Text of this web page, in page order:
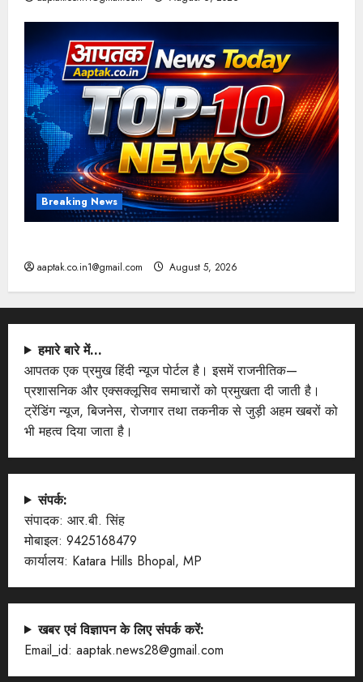
Breaking News
aaptak.co.in1@gmail.com August 5, 2026
हमारे बारे में…
आपतक एक प्रमुख हिंदी न्यूज पोर्टल है। इसमें राजनीतिक—
प्रशासनिक और एक्सक्लूसिव समाचारों को प्रमुखता दी जाती है।
ट्रेंडिंग न्यूज, बिजनेस, रोजगार तथा तकनीक से जुड़ी अहम खबरों को
भी महत्व दिया जाता है।
संपर्क:
संपादक: आर.बी. सिंह
मोबाइल: 9425168479
कार्यालय: Katara Hills Bhopal, MP
खबर एवं विज्ञापन के लिए संपर्क करें:
Email_id: aaptak.news28@gmail.com